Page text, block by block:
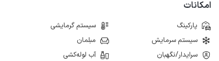
امکانات
پارکینگ
سیستم گرمایشی
سیستم سرمایش
مبلمان
سرایدار/نگهبان
آب لوله‌کشی